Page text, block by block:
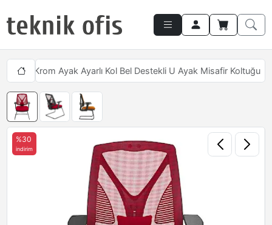
Head Krom Ayak Ayarlı Kol Bel Destekli U Ayak Misafir Koltuğu
%30
indirim